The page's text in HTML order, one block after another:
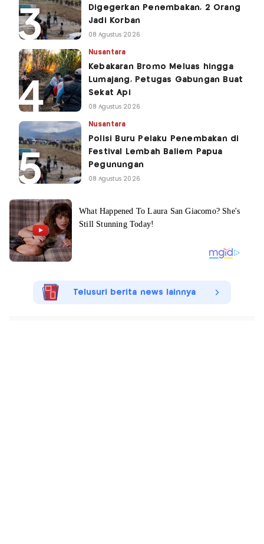
Digegerkan Penembakan, 2 Orang
Jadi Korban
08 Agustus 2026
Nusantara
Kebakaran Bromo Meluas hingga
Lumajang, Petugas Gabungan Buat
Sekat Api
08 Agustus 2026
Nusantara
Polisi Buru Pelaku Penembakan di
Festival Lembah Baliem Papua
Pegunungan
08 Agustus 2026
Telusuri berita news lainnya